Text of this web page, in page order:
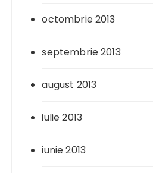
octombrie 2013
septembrie 2013
august 2013
iulie 2013
iunie 2013